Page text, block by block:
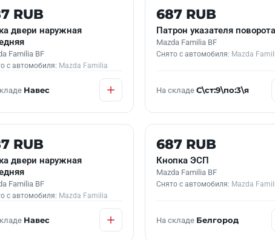
НАЛИЧИИ
RUB
двери наружная
Familia BF
с автомобиля: Mazda Familia
Навес
Б/У В НАЛИЧИИ
687 RUB
Патрон указателя поворота
Mazda Familia BF
Снято с автомобиля: Mazda
На складе С\ст:9\по:3\я
НАЛИЧИИ
RUB
двери наружная
Familia BF
с автомобиля: Mazda Familia
Навес
Б/У В НАЛИЧИИ
687 RUB
Кнопка ЭСП
Mazda Familia BF
Снято с автомобиля: Mazda
На складе Белгород